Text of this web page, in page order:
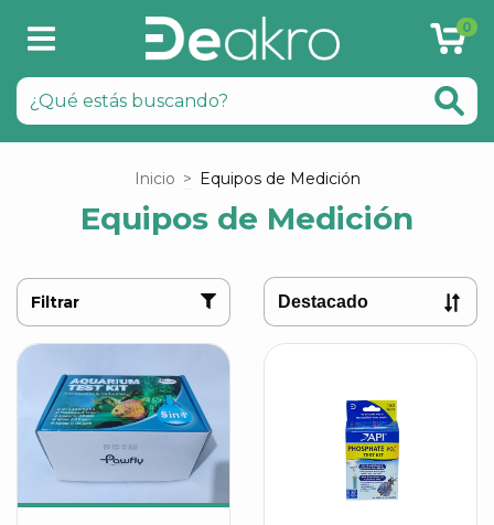
0
Inicio > Equipos de Medición
Equipos de Medición
Filtrar